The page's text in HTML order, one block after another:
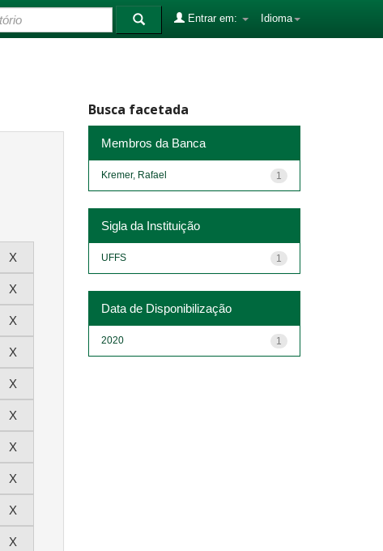
Idioma
Entrar em:
Busca facetada
Membros da Banca
1
Kremer, Rafael
Sigla da Instituição
1
UFFS
Data de Disponibilização
1
2020